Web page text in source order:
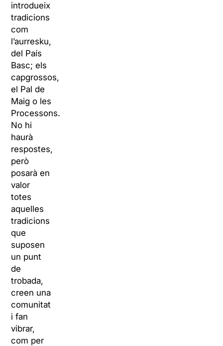
introdueix
tradicions
com
l’aurresku,
del País
Basc; els
capgrossos,
el Pal de
Maig o les
Processons.
No hi
haurà
respostes,
però
posarà en
valor
totes
aquelles
tradicions
que
suposen
un punt
de
trobada,
creen una
comunitat
i fan
vibrar,
com per